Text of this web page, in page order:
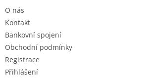
O nás
Kontakt
Bankovní spojení
Obchodní podmínky
Registrace
Přihlášení